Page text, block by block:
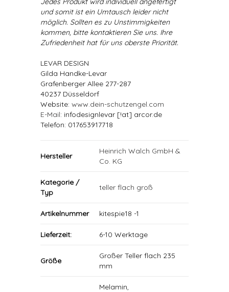
und somit ist ein Umtausch leider nicht
möglich. Sollten es zu Unstimmigkeiten
kommen, bitte kontaktieren Sie uns. Ihre
Zufriedenheit hat für uns oberste Priorität.
LEVAR DESIGN
Gilda Handke-Levar
Grafenberger Allee 277-287
40237 Düsseldorf
Website: www.dein-schutzengel.com
E-Mail: infodesignlevar [!at] arcor.de
Telefon: 017653917718
Hersteller
Heinrich Walch GmbH &
Co. KG
Kategorie /
Typ
teller flach groß
Artikelnummer kitespie18 -1
Lieferzeit: 6-10 Werktage
Größe
Großer Teller flach 235
mm
Melamin,